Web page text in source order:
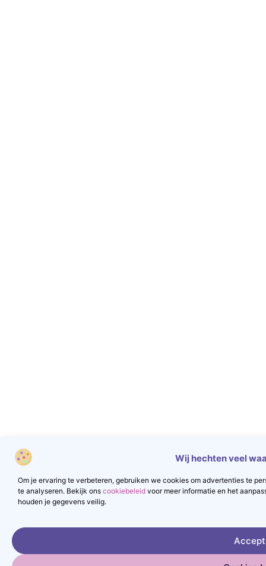
Wij hechten veel
Om je ervaring te verbeteren, gebruiken we cookies om advertenties te
te analyseren. Bekijk ons cookiebeleid voor meer informatie en het
houden je gegevens veilig.